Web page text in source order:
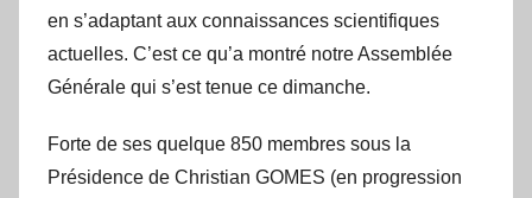
en s’adaptant aux connaissances scientifiques
actuelles. C’est ce qu’a montré notre Assemblée
Générale qui s’est tenue ce dimanche.
Forte de ses quelque 850 membres sous la
Présidence de Christian GOMES (en progression